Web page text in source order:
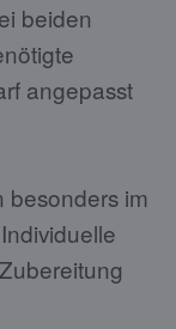
beiden
angepasst
besonders im